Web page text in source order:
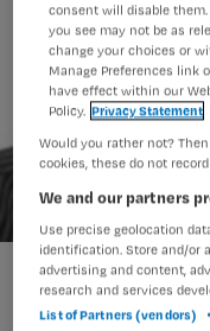
robbert.jpg
consent will disable
you see may not be as
change your choices or
Manage Preferences link
have effect within our
Policy. Privacy Statement
Would you rather not?
cookies, these do not
We and our partners
Use precise geolocation
identification. Store and/or
advertising and content,
research and services
List of Partners (vendors)